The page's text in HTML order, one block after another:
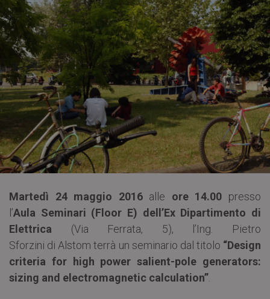
Martedì 24 maggio 2016alle ore 14.00 presso
l’Aula Seminari (Floor E) dell’Ex Dipartimento di
Elettrica (Via Ferrata, 5), l’Ing. Pietro
Sforzini di Alstom terrà un seminario dal titolo “Design
criteria for high power salient-pole generators:
sizing and electromagnetic calculation”.